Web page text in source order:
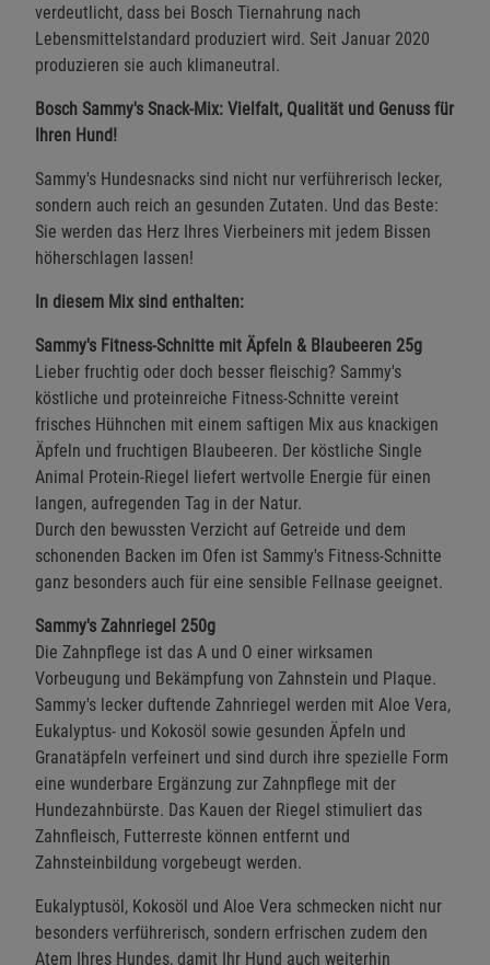
verdeutlicht, dass bei Bosch Tiernahrung nach
Lebensmittelstandard produziert wird. Seit Januar 2020
produzieren sie auch klimaneutral.
Bosch Sammy's Snack-Mix: Vielfalt, Qualität und Genuss für
Ihren Hund!
Sammy's Hundesnacks sind nicht nur verführerisch lecker,
sondern auch reich an gesunden Zutaten. Und das Beste:
Sie werden das Herz Ihres Vierbeiners mit jedem Bissen
höherschlagen lassen!
In diesem Mix sind enthalten:
Sammy's Fitness-Schnitte mit Äpfeln & Blaubeeren 25g
Lieber fruchtig oder doch besser fleischig? Sammy's
köstliche und proteinreiche Fitness-Schnitte vereint
frisches Hühnchen mit einem saftigen Mix aus knackigen
Äpfeln und fruchtigen Blaubeeren. Der köstliche Single
Animal Protein-Riegel liefert wertvolle Energie für einen
langen, aufregenden Tag in der Natur.
Durch den bewussten Verzicht auf Getreide und dem
schonenden Backen im Ofen ist Sammy's Fitness-Schnitte
ganz besonders auch für eine sensible Fellnase geeignet.
Sammy's Zahnriegel 250g
Die Zahnpflege ist das A und O einer wirksamen
Vorbeugung und Bekämpfung von Zahnstein und Plaque.
Sammy's lecker duftende Zahnriegel werden mit Aloe Vera,
Eukalyptus- und Kokosöl sowie gesunden Äpfeln und
Granatäpfeln verfeinert und sind durch ihre spezielle Form
eine wunderbare Ergänzung zur Zahnpflege mit der
Hundezahnbürste. Das Kauen der Riegel stimuliert das
Zahnfleisch, Futterreste können entfernt und
Zahnsteinbildung vorgebeugt werden.
Eukalyptusöl, Kokosöl und Aloe Vera schmecken nicht nur
besonders verführerisch, sondern erfrischen zudem den
Atem Ihres Hundes, damit Ihr Hund auch weiterhin